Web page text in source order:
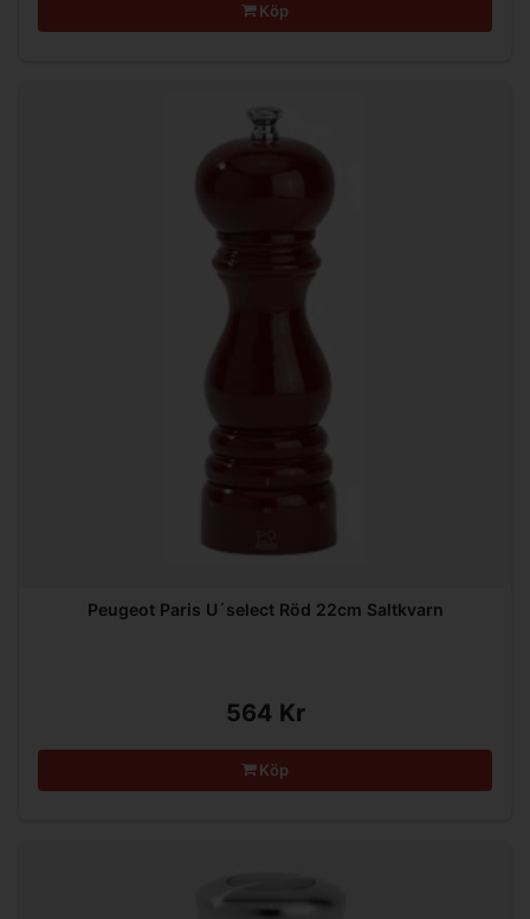
Köp
Peugeot Paris U´select Röd 22cm Saltkvarn
564 Kr
Köp